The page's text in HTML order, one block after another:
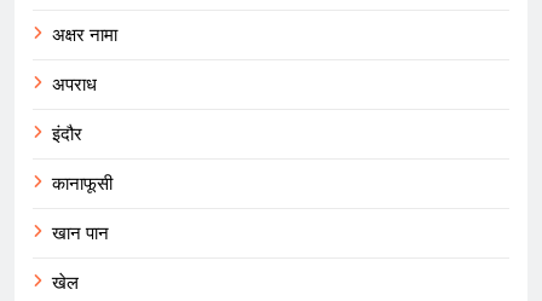
अक्षर नामा
अपराध
इंदौर
कानाफूसी
खान पान
खेल